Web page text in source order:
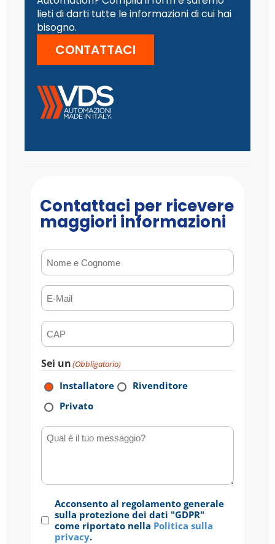
lieti di darti tutte le informazioni di cui hai
bisogno.
CONTATTACI
Contattaci per ricevere
maggiori informazioni
Nome e Cognome
E-mail
CAP(Obbligatorio)
Sei un(Obbligatorio)
Installatore
Rivenditore
Privato
Qual è il tuo messaggio?
Consenso(Obbligatorio)
Acconsento al regolamento generale
sulla protezione dei dati "GDPR"
come riportato nella Politica sulla
privacy.